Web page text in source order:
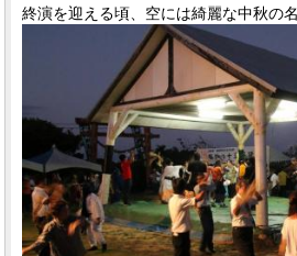
終演を迎える頃、空には綺麗な中秋の